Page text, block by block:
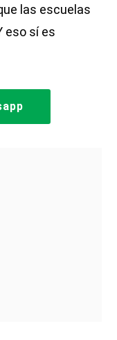
las escuelas
eso sí es